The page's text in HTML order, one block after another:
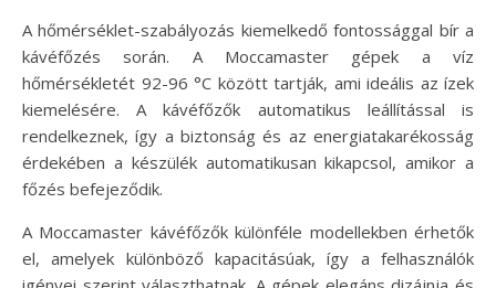
A hőmérséklet-szabályozás kiemelkedő fontossággal bír a
kávéfőzés során. A Moccamaster gépek a víz
hőmérsékletét 92-96 °C között tartják, ami ideális az ízek
kiemelésére. A kávéfőzők automatikus leállítással is
rendelkeznek, így a biztonság és az energiatakarékosság
érdekében a készülék automatikusan kikapcsol, amikor a
főzés befejeződik.
A Moccamaster kávéfőzők különféle modellekben érhetők
el, amelyek különböző kapacitásúak, így a felhasználók